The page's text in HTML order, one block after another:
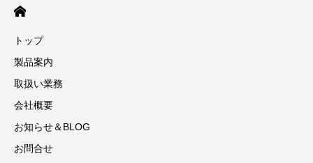
トップ
製品案内
取扱い業務
会社概要
お知らせ＆BLOG
お問合せ